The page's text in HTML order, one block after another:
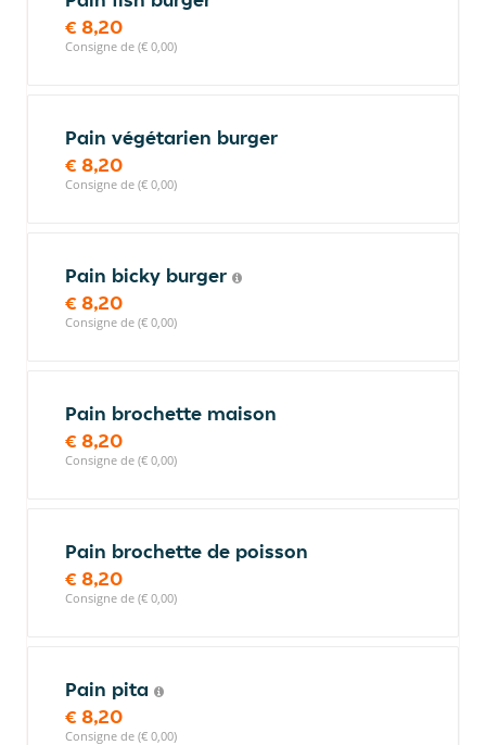
€ 8,20
Consigne de (€ 0,00)
Pain végétarien burger
€ 8,20
Consigne de (€ 0,00)
Pain bicky burger
€ 8,20
Consigne de (€ 0,00)
Pain brochette maison
€ 8,20
Consigne de (€ 0,00)
Pain brochette de poisson
€ 8,20
Consigne de (€ 0,00)
Pain pita
€ 8,20
Consigne de (€ 0,00)